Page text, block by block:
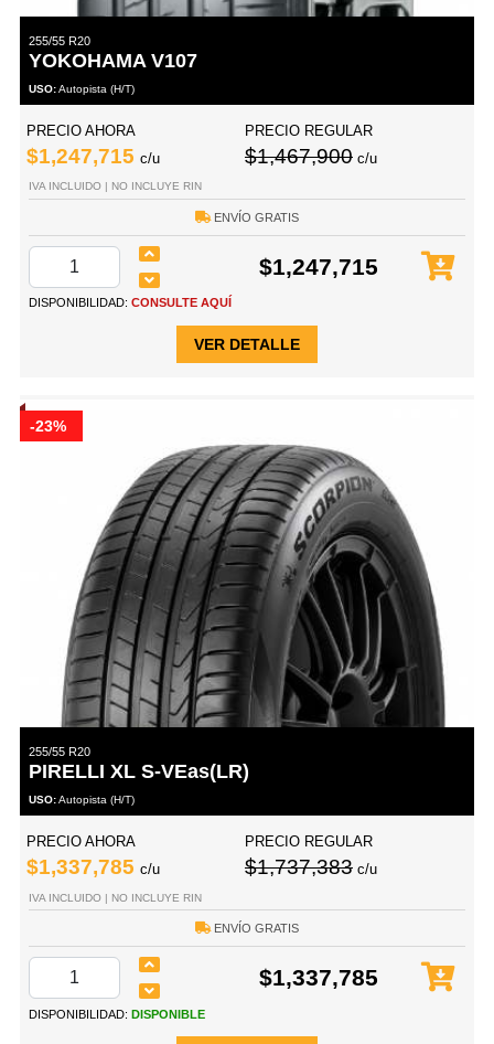
255/55 R20
YOKOHAMA V107
USO:Autopista (H/T)
PRECIO AHORA
$1,247,715 c/u
PRECIO REGULAR
$1,467,900 c/u
IVA INCLUIDO | NO INCLUYE RIN
ENVÍO GRATIS
$1,247,715
DISPONIBILIDAD: CONSULTE AQUÍ
VER DETALLE
-23%
255/55 R20
PIRELLI XL S-VEas(LR)
USO:Autopista (H/T)
PRECIO AHORA
$1,337,785 c/u
PRECIO REGULAR
$1,737,383 c/u
IVA INCLUIDO | NO INCLUYE RIN
ENVÍO GRATIS
$1,337,785
DISPONIBILIDAD: DISPONIBLE